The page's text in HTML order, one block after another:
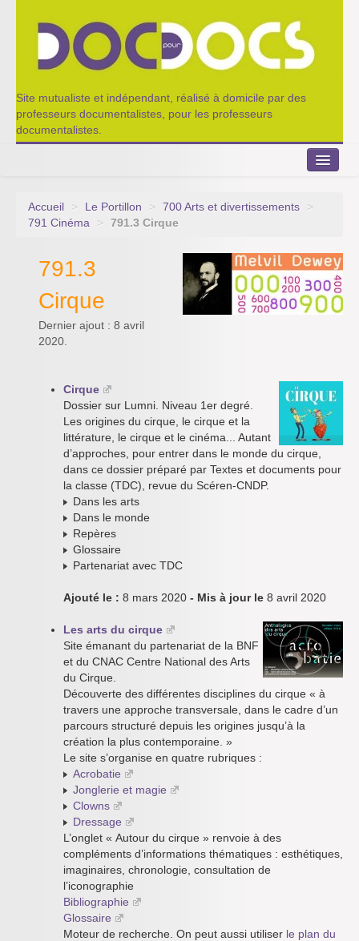
Site mutualiste et indépendant, réalisé à domicile par des
professeurs documentalistes, pour les professeurs
documentalistes.
Le Portillon
Nos outils de partage
Qui sommes-nous ?
Accueil > Le Portillon > 700 Arts et divertissements
>
791 Cinéma
> 791.3 Cirque
791.3
Cirque
Dernier ajout : 8 avril
2020.
Cirque
Dossier sur Lumni. Niveau 1er degré.
Les origines du cirque, le cirque et la
littérature, le cirque et le cinéma... Autant
d’approches, pour entrer dans le monde du cirque,
dans ce dossier préparé par Textes et documents pour
la classe (TDC), revue du Scéren-CNDP.
Dans les arts
Dans le monde
Repères
Glossaire
Partenariat avec TDC
Ajouté le : 8 mars 2020 - Mis à jour le 8 avril 2020
Les arts du cirque
Site émanant du partenariat de la BNF
et du CNAC Centre National des Arts
du Cirque.
Découverte des différentes disciplines du cirque « à
travers une approche transversale, dans le cadre d’un
parcours structuré depuis les origines jusqu’à la
création la plus contemporaine. »
Le site s’organise en quatre rubriques :
Acrobatie
Jonglerie et magie
Clowns
Dressage
L’onglet « Autour du cirque » renvoie à des
compléments d’informations thématiques : esthétiques,
imaginaires, chronologie, consultation de
l’iconographie
Bibliographie
Glossaire
Moteur de recherche. On peut aussi utiliser le plan du